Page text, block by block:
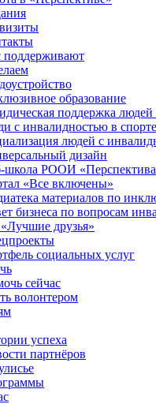
поддерживают
образование
поддержка людей
с инвалидностью в спорте
людей с
дизайн
школа РООИ
«Все включены»
материалов по
бизнеса по вопросам
друзья»
социальных услуг
сейчас
волонтером
успеха
партнёров